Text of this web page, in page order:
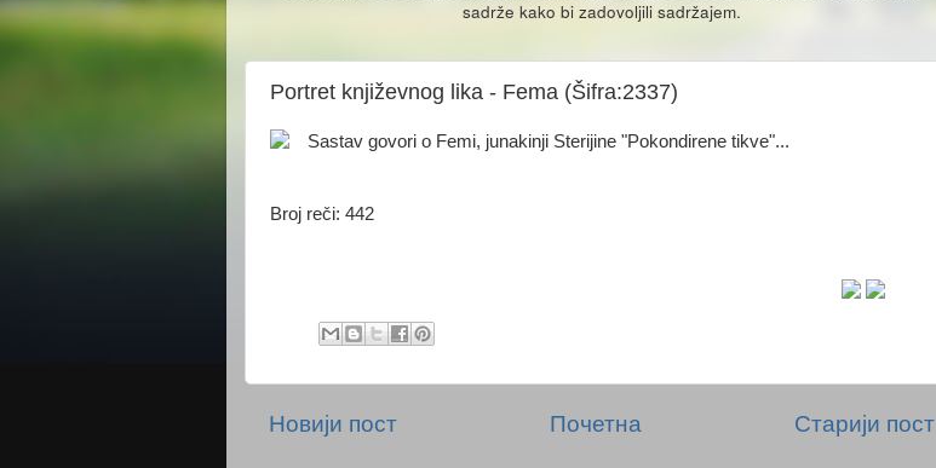
sadrže kako bi zadovoljili sadržajem.
Portret književnog lika - Fema (Šifra:2337)
Sastav govori o Femi, junakinji Sterijine "Pokondirene tikve"...
Broj reči: 442
Новији пост Старији пост
Почетна